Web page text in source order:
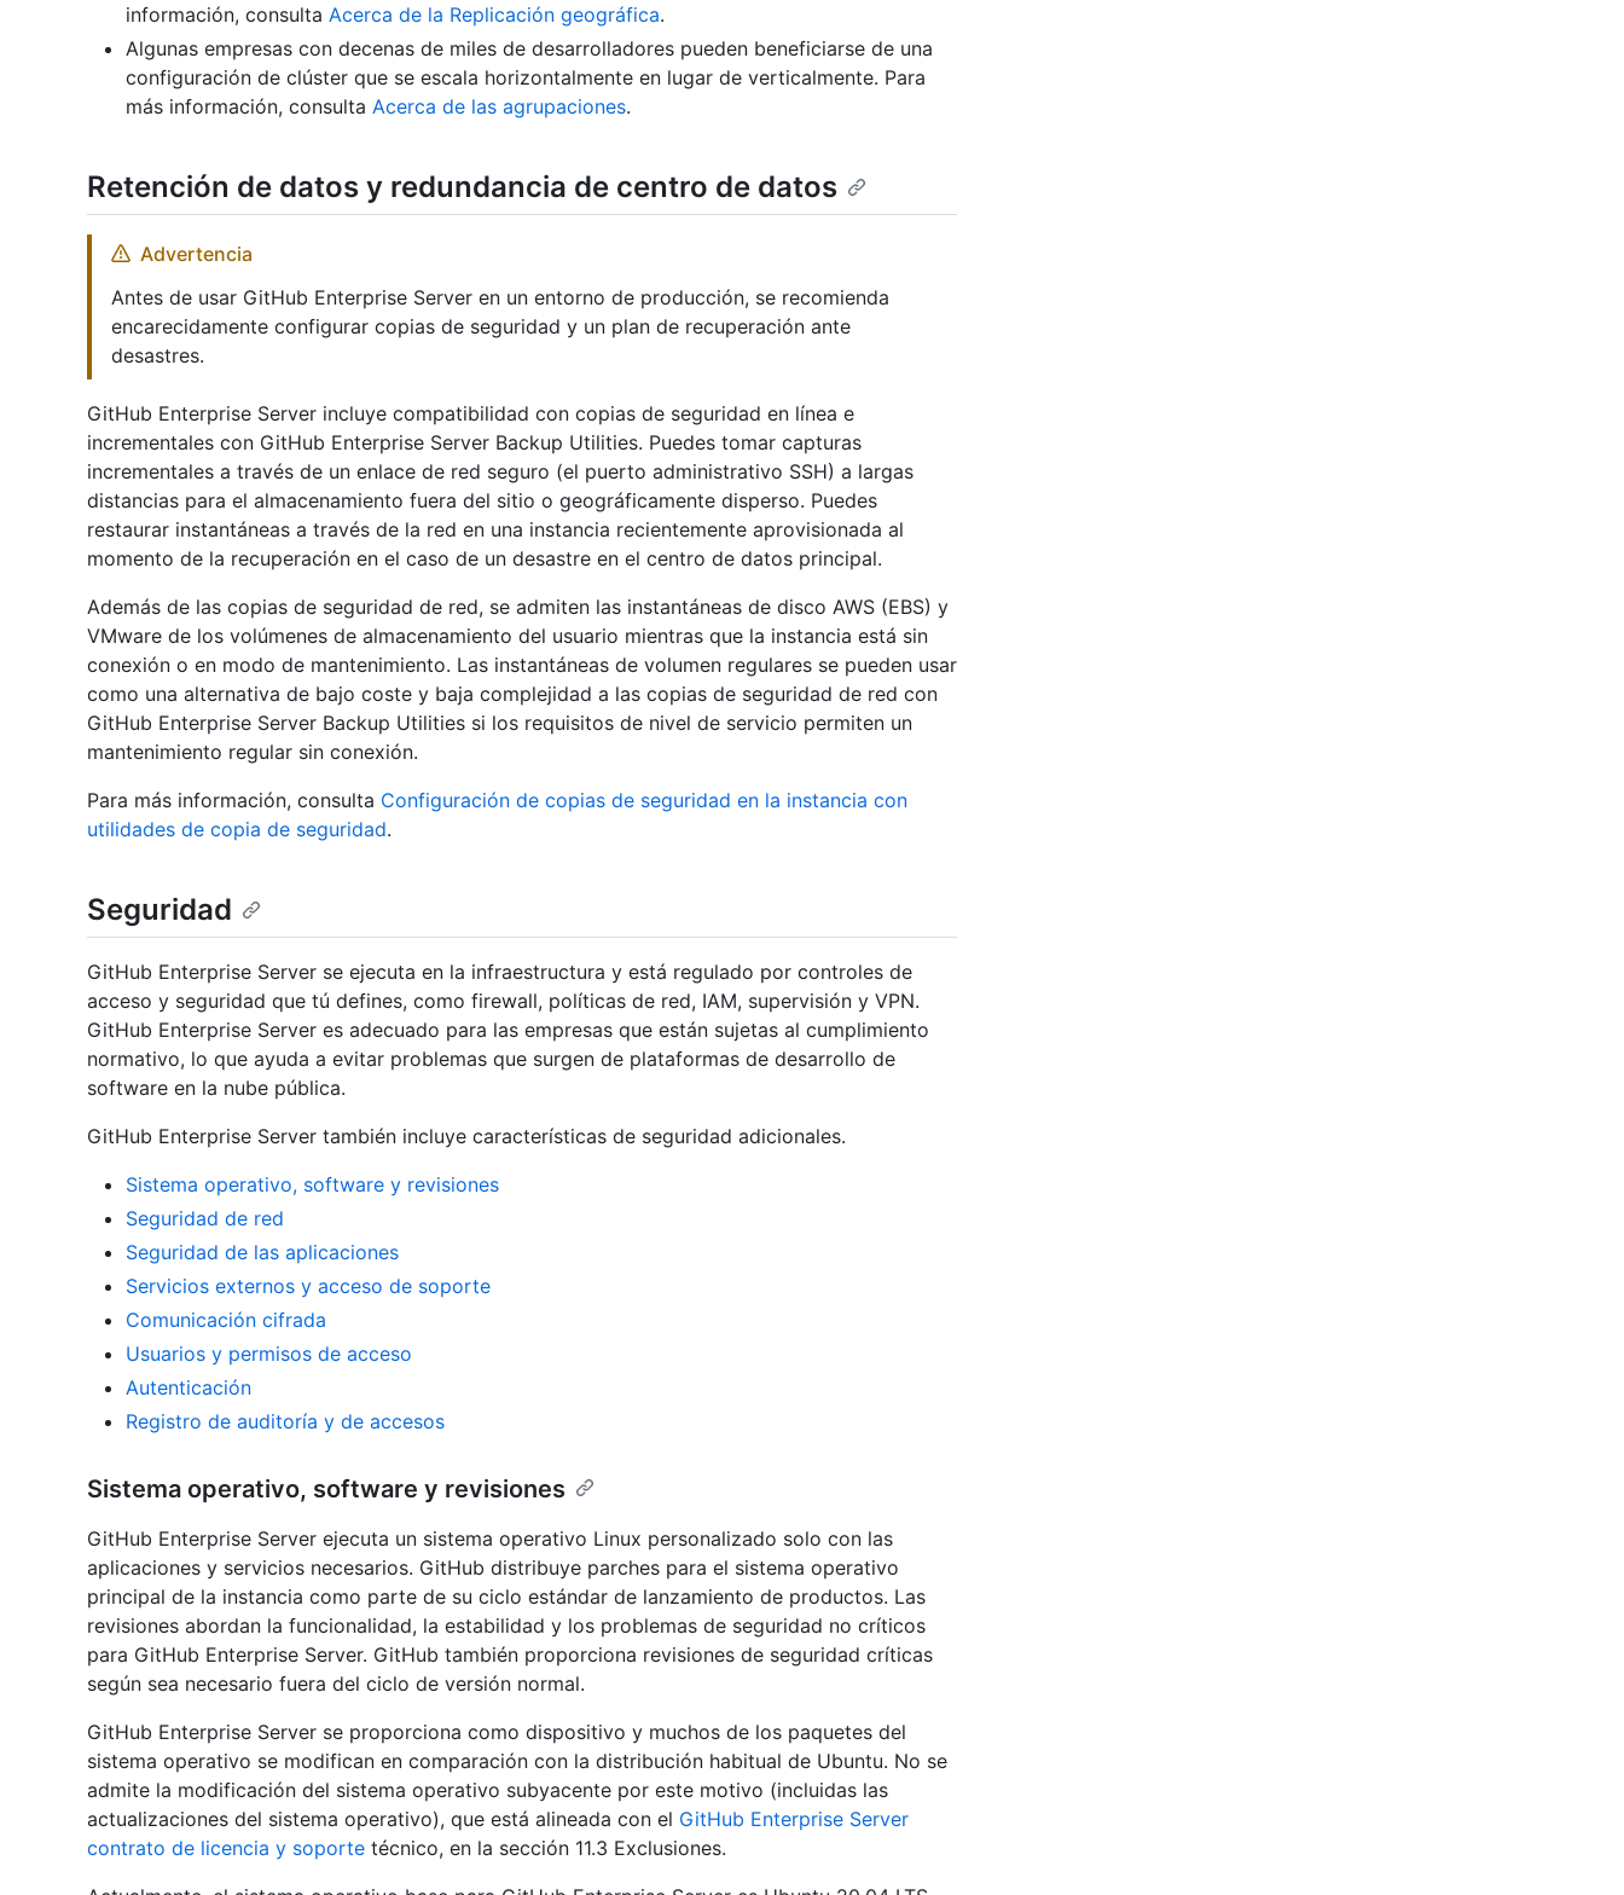
información, consulta Acerca de la Replicación geográfica.
Algunas empresas con decenas de miles de desarrolladores pueden beneficiarse de una
configuración de clúster que se escala horizontalmente en lugar de verticalmente. Para
más información, consulta Acerca de las agrupaciones.
Retención de datos y redundancia de centro de datos
Advertencia
Antes de usar GitHub Enterprise Server en un entorno de producción, se recomienda
encarecidamente configurar copias de seguridad y un plan de recuperación ante
desastres.
GitHub Enterprise Server incluye compatibilidad con copias de seguridad en línea e
incrementales con GitHub Enterprise Server Backup Utilities. Puedes tomar capturas
incrementales a través de un enlace de red seguro (el puerto administrativo SSH) a largas
distancias para el almacenamiento fuera del sitio o geográficamente disperso. Puedes
restaurar instantáneas a través de la red en una instancia recientemente aprovisionada al
momento de la recuperación en el caso de un desastre en el centro de datos principal.
Además de las copias de seguridad de red, se admiten las instantáneas de disco AWS (EBS) y
VMware de los volúmenes de almacenamiento del usuario mientras que la instancia está sin
conexión o en modo de mantenimiento. Las instantáneas de volumen regulares se pueden usar
como una alternativa de bajo coste y baja complejidad a las copias de seguridad de red con
GitHub Enterprise Server Backup Utilities si los requisitos de nivel de servicio permiten un
mantenimiento regular sin conexión.
Para más información, consulta Configuración de copias de seguridad en la instancia con
utilidades de copia de seguridad.
Seguridad
GitHub Enterprise Server se ejecuta en la infraestructura y está regulado por controles de
acceso y seguridad que tú defines, como firewall, políticas de red, IAM, supervisión y VPN.
GitHub Enterprise Server es adecuado para las empresas que están sujetas al cumplimiento
normativo, lo que ayuda a evitar problemas que surgen de plataformas de desarrollo de
software en la nube pública.
GitHub Enterprise Server también incluye características de seguridad adicionales.
Sistema operativo, software y revisiones
Seguridad de red
Seguridad de las aplicaciones
Servicios externos y acceso de soporte
Comunicación cifrada
Usuarios y permisos de acceso
Autenticación
Registro de auditoría y de accesos
Sistema operativo, software y revisiones
GitHub Enterprise Server ejecuta un sistema operativo Linux personalizado solo con las
aplicaciones y servicios necesarios. GitHub distribuye parches para el sistema operativo
principal de la instancia como parte de su ciclo estándar de lanzamiento de productos. Las
revisiones abordan la funcionalidad, la estabilidad y los problemas de seguridad no críticos
para GitHub Enterprise Server. GitHub también proporciona revisiones de seguridad críticas
según sea necesario fuera del ciclo de versión normal.
GitHub Enterprise Server se proporciona como dispositivo y muchos de los paquetes del
sistema operativo se modifican en comparación con la distribución habitual de Ubuntu. No se
admite la modificación del sistema operativo subyacente por este motivo (incluidas las
actualizaciones del sistema operativo), que está alineada con el GitHub Enterprise Server
contrato de licencia y soporte técnico, en la sección 11.3 Exclusiones.